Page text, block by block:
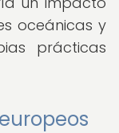
oceánicas y
prácticas